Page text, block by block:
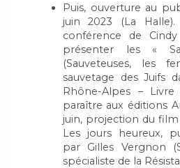
Puis, ouverture au
juin 2023 (La
conférence de
présenter les «
(Sauveteuses, les
sauvetage des Juifs
Rhône-Alpes –
paraître aux éditions
juin, projection du film
Les jours heureux,
par Gilles Vergnon
spécialiste de la